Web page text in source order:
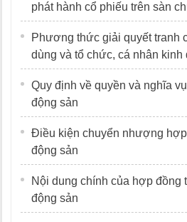
phát hành cổ phiếu trên sàn
Phương thức giải quyết tranh
dùng và tổ chức, cá nhân kinh
Quy định về quyền và nghĩa
động sản
Điều kiện chuyển nhượng
động sản
Nội dung chính của hợp đồng
động sản